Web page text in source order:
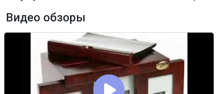
Видео обзоры